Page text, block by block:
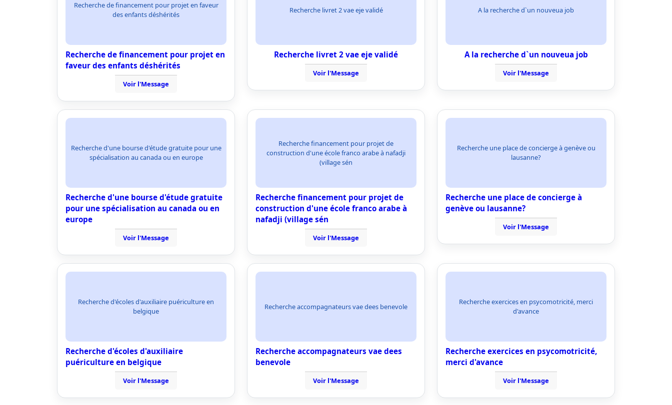
Recherche de financement pour projet en faveur
des enfants déshérités
Recherche de financement pour projet en
faveur des enfants déshérités
Voir l'Message
Recherche livret 2 vae eje validé
Recherche livret 2 vae eje validé
Voir l'Message
A la recherche d`un nouveua job
A la recherche d`un nouveua job
Voir l'Message
Recherche d'une bourse d'étude gratuite pour une
spécialisation au canada ou en europe
Recherche d'une bourse d'étude gratuite
pour une spécialisation au canada ou en
europe
Voir l'Message
Recherche financement pour projet de
construction d'une école franco arabe à nafadji
(village sén
Recherche financement pour projet de
construction d'une école franco arabe à
nafadji (village sén
Voir l'Message
Recherche une place de concierge à genève ou
lausanne?
Recherche une place de concierge à
genève ou lausanne?
Voir l'Message
Recherche d'écoles d'auxiliaire puériculture en
belgique
Recherche d'écoles d'auxiliaire
puériculture en belgique
Voir l'Message
Recherche accompagnateurs vae dees benevole
Recherche accompagnateurs vae dees
benevole
Voir l'Message
Recherche exercices en psycomotricité, merci
d'avance
Recherche exercices en psycomotricité,
merci d'avance
Voir l'Message